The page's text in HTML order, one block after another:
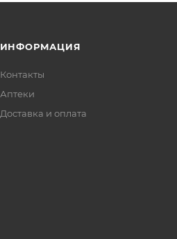
ИНФОРМАЦИЯ
Контакты
Аптеки
Доставка и оплата